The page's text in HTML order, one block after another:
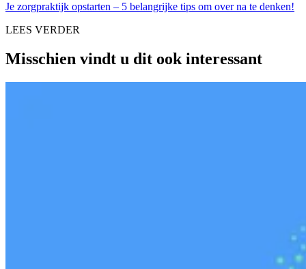
Je zorgpraktijk opstarten – 5 belangrijke tips om over na te denken!
LEES VERDER
Misschien vindt u dit ook interessant